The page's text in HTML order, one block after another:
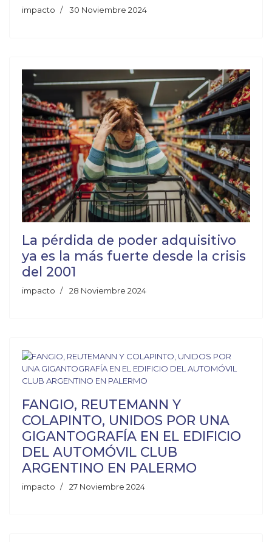
impacto 30 Noviembre 2024
La pérdida de poder adquisitivo
ya es la más fuerte desde la crisis
del 2001
impacto 28 Noviembre 2024
FANGIO, REUTEMANN Y
COLAPINTO, UNIDOS POR UNA
GIGANTOGRAFÍA EN EL EDIFICIO
DEL AUTOMÓVIL CLUB
ARGENTINO EN PALERMO
impacto 27 Noviembre 2024